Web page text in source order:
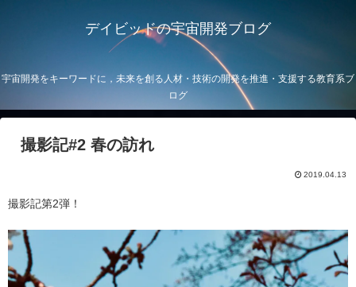
デイビッドの宇宙開発ブログ
宇宙開発をキーワードに，未来を創る人材・技術の開発を推進・支援する教育系ブ
ログ
撮影記#2 春の訪れ
2019.04.13
撮影記第2弾！